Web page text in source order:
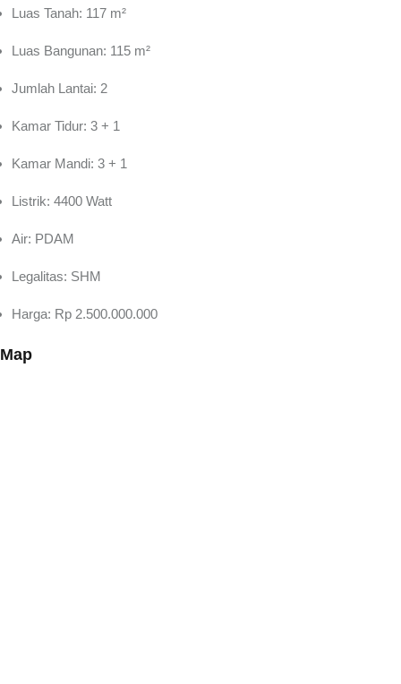
Luas Tanah: 117 m²
Luas Bangunan: 115 m²
Jumlah Lantai: 2
Kamar Tidur: 3 + 1
Kamar Mandi: 3 + 1
Listrik: 4400 Watt
Air: PDAM
Legalitas: SHM
Harga: Rp 2.500.000.000
Map